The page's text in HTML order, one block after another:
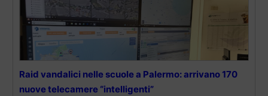
Raid vandalici nelle scuole a Palermo: arrivano 170
nuove telecamere “intelligenti”